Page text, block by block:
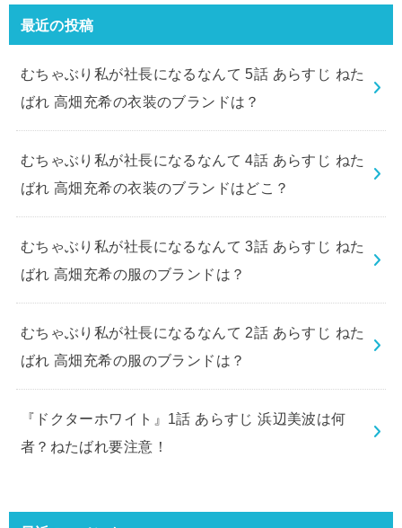
最近の投稿
むちゃぶり私が社長になるなんて 5話 あらすじ ねた
ばれ 高畑充希の衣装のブランドは？
むちゃぶり私が社長になるなんて 4話 あらすじ ねた
ばれ 高畑充希の衣装のブランドはどこ？
むちゃぶり私が社長になるなんて 3話 あらすじ ねた
ばれ 高畑充希の服のブランドは？
むちゃぶり私が社長になるなんて 2話 あらすじ ねた
ばれ 高畑充希の服のブランドは？
『ドクターホワイト』1話 あらすじ 浜辺美波は何
者？ねたばれ要注意！